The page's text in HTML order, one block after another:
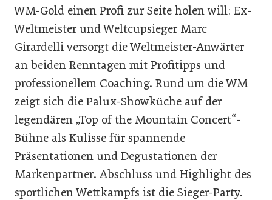
WM-Gold einen Profi zur Seite holen will: Ex-
Weltmeister und Weltcupsieger Marc
Girardelli versorgt die Weltmeister-Anwärter
an beiden Renntagen mit Profitipps und
professionellem Coaching. Rund um die WM
zeigt sich die Palux-Showküche auf der
legendären „Top of the Mountain Concert“-
Bühne als Kulisse für spannende
Präsentationen und Degustationen der
Markenpartner. Abschluss und Highlight des
sportlichen Wettkampfs ist die Sieger-Party.